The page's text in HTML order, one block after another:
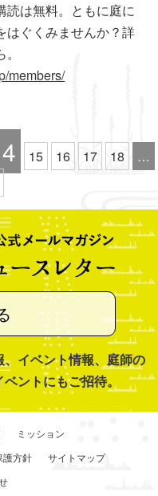
読は無料。ともに庭に
はぐくみませんか？詳
members/
15 16 17 18
…
イベント情報、庭師の
ントにもご招待。
ミッション
護方針
サイトマップ